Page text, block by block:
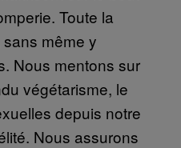
Toute la
même y
Nous mentons sur
végétarisme, le
depuis notre
Nous assurons